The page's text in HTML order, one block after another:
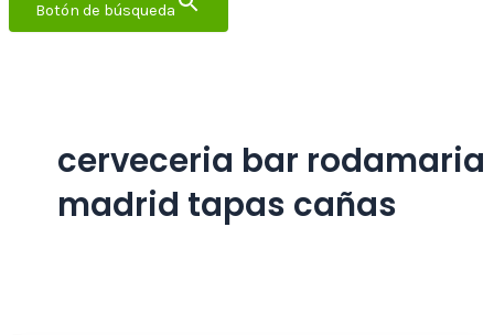
Botón de búsqueda
cerveceria bar rodamaria
madrid tapas cañas